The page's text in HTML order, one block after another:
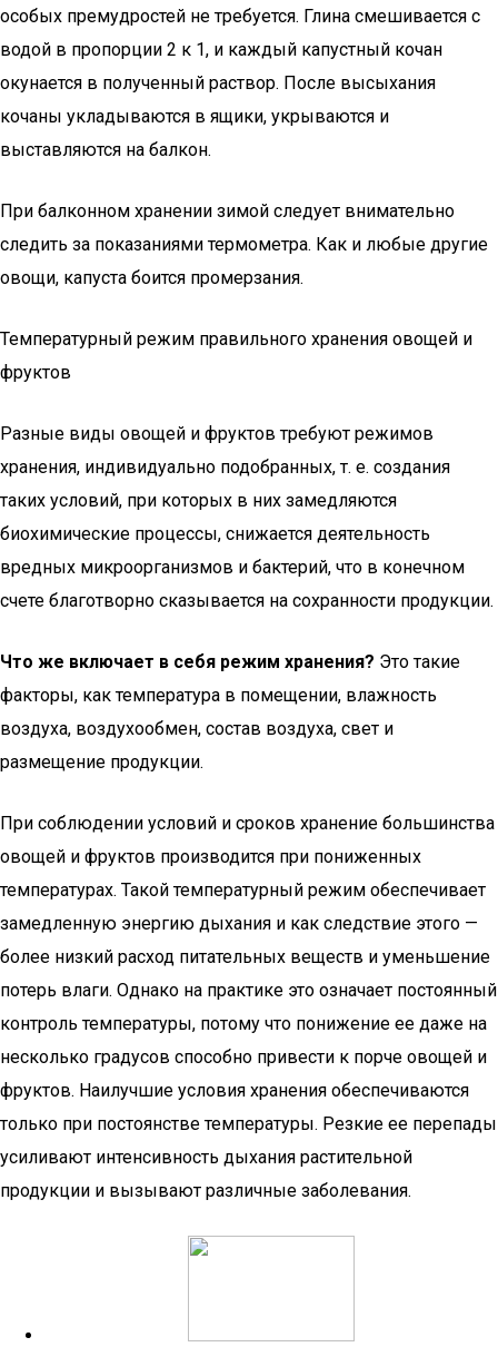
особых премудростей не требуется. Глина смешивается с
водой в пропорции 2 к 1, и каждый капустный кочан
окунается в полученный раствор. После высыхания
кочаны укладываются в ящики, укрываются и
выставляются на балкон.
При балконном хранении зимой следует внимательно
следить за показаниями термометра. Как и любые другие
овощи, капуста боится промерзания.
Температурный режим правильного хранения овощей и
фруктов
Разные виды овощей и фруктов требуют режимов
хранения, индивидуально подобранных, т. е. создания
таких условий, при которых в них замедляются
биохимические процессы, снижается деятельность
вредных микроорганизмов и бактерий, что в конечном
счете благотворно сказывается на сохранности продукции.
Что же включает в себя режим хранения? Это такие
факторы, как температура в помещении, влажность
воздуха, воздухообмен, состав воздуха, свет и
размещение продукции.
При соблюдении условий и сроков хранение большинства
овощей и фруктов производится при пониженных
температурах. Такой температурный режим обеспечивает
замедленную энергию дыхания и как следствие этого —
более низкий расход питательных веществ и уменьшение
потерь влаги. Однако на практике это означает постоянный
контроль температуры, потому что понижение ее даже на
несколько градусов способно привести к порче овощей и
фруктов. Наилучшие условия хранения обеспечиваются
только при постоянстве температуры. Резкие ее перепады
усиливают интенсивность дыхания растительной
продукции и вызывают различные заболевания.